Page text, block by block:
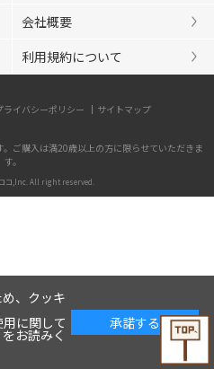
会社概要
利用規約について
ライバシーポリシー サイトマップ
ご購入は満20歳以上の方に限らせていただきま
す。
コ,Inc. All right reserved.
、クッキ
に関して
をお読みく
承諾する